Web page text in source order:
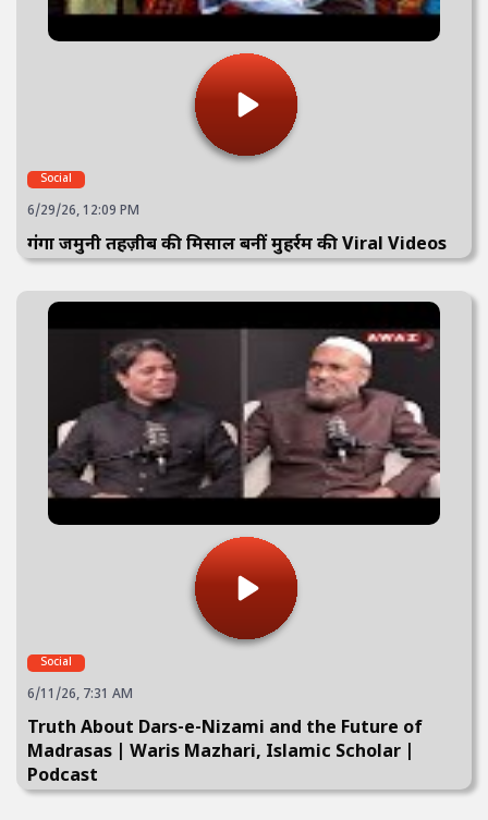
Social
6/29/26, 12:09 PM
गंगा जमुनी तहज़ीब की मिसाल बनीं मुहर्रम की Viral Videos
Social
6/11/26, 7:31 AM
Truth About Dars-e-Nizami and the Future of
Madrasas | Waris Mazhari, Islamic Scholar |
Podcast